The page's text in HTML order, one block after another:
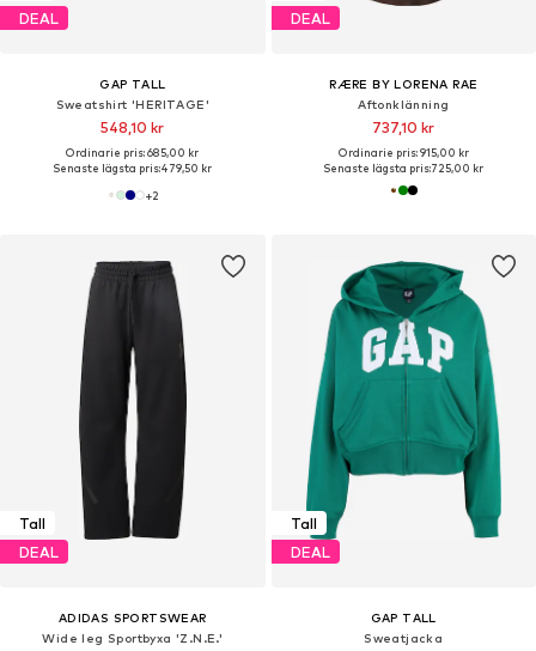
DEAL
GAP TALL
Sweatshirt 'HERITAGE'
548,10 kr
Ordinarie pris: 685,00 kr
Senaste lägsta pris:479,50 kr
+2
DEAL
RÆRE BY LORENA RAE
Aftonklänning
737,10 kr
Ordinarie pris: 915,00 kr
Senaste lägsta pris:725,00 kr
Tall
DEAL
ADIDAS SPORTSWEAR
Wide leg Sportbyxa 'Z.N.E.'
Tall
DEAL
GAP TALL
Sweatjacka